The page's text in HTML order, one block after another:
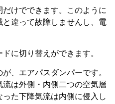
けでできます。このように
違って故障しませんし、電
に切り替えができます。
、エアパスダンパーです。
は外側・内側二つの空気層
た下降気流は内側に侵入し